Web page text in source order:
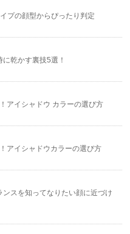
プの顔型からぴったり判定
乾かす裏技5選！
アイシャドウ カラーの選び方
アイシャドウカラーの選び方
スを知ってなりたい顔に近づけ